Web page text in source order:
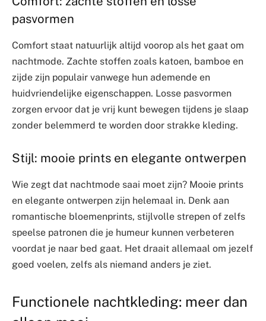
pasvormen
Comfort staat natuurlijk altijd voorop als het gaat om
nachtmode. Zachte stoffen zoals katoen, bamboe en
zijde zijn populair vanwege hun ademende en
huidvriendelijke eigenschappen. Losse pasvormen
zorgen ervoor dat je vrij kunt bewegen tijdens je slaap
zonder belemmerd te worden door strakke kleding.
Stijl: mooie prints en elegante ontwerpen
Wie zegt dat nachtmode saai moet zijn? Mooie prints
en elegante ontwerpen zijn helemaal in. Denk aan
romantische bloemenprints, stijlvolle strepen of zelfs
speelse patronen die je humeur kunnen verbeteren
voordat je naar bed gaat. Het draait allemaal om jezelf
goed voelen, zelfs als niemand anders je ziet.
Functionele nachtkleding: meer dan